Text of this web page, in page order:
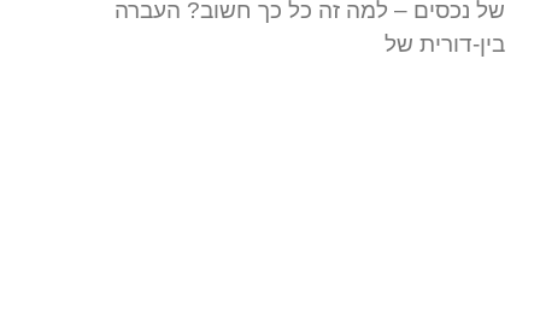
של נכסים – למה זה כל כך חשוב? העברה
בין-דורית של